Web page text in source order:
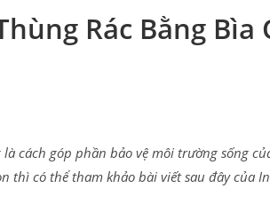
Rác Bằng Bìa
cách góp phần bảo vệ môi trường sống
thì có thể tham khảo bài viết sau đây của